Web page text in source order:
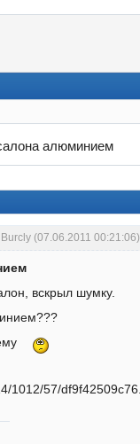
алюминием
(07.06.2011 00:21:06)
вскрыл шумку.